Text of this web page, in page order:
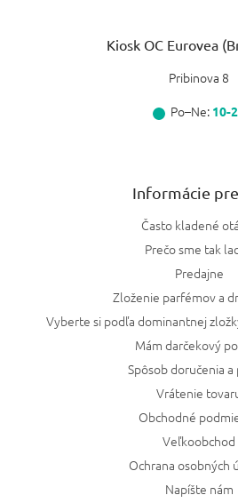
Kiosk OC Eurovea
Pribinova 8
Po–Ne: 10-
Informácie
Často kladené
Prečo sme tak
Predajne
Zloženie parfémov a
Vyberte si podľa dominantnej
Mám darčekový
Spôsob doručenia
Vrátenie
Obchodné
Veľkoobchod
Ochrana osobných
Napíšte nám